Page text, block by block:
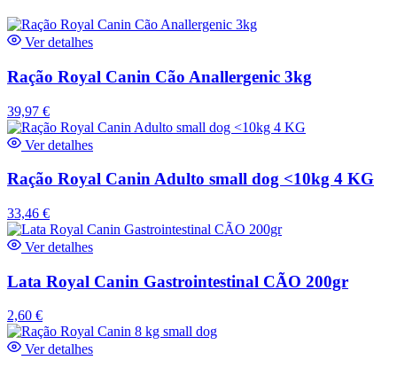
Ver detalhes
Ração Royal Canin Cão Anallergenic 3kg
39,97 €
Ver detalhes
Ração Royal Canin Adulto small dog <10kg 4 KG
33,46 €
Ver detalhes
Lata Royal Canin Gastrointestinal CÃO 200gr
2,60 €
Ver detalhes